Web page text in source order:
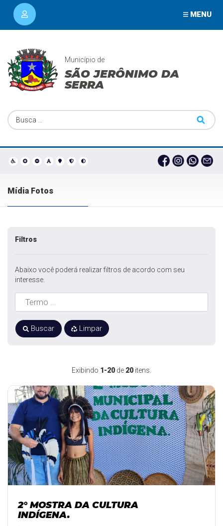
MENU
Município de
SÃO JERÔNIMO DA
SERRA
Mídia Fotos
Exibindo 1-20 de 20 itens.
2° MOSTRA DA CULTURA
INDÍGENA.
Filtros
Abaixo você poderá realizar filtros de acordo com seu
interesse.
Buscar Limpar